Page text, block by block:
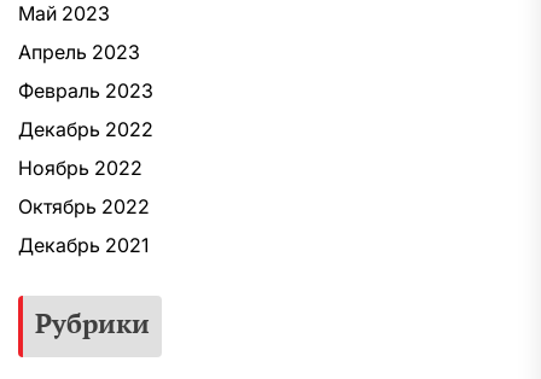
Май 2023
Апрель 2023
Февраль 2023
Декабрь 2022
Ноябрь 2022
Октябрь 2022
Декабрь 2021
Рубрики